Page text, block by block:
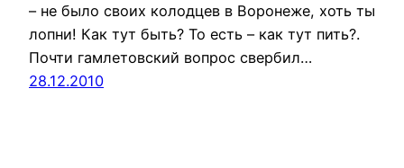
– не было своих колодцев в Воронеже, хоть ты
лопни! Как тут быть? То есть – как тут пить?.
Почти гамлетовский вопрос свербил…
28.12.2010